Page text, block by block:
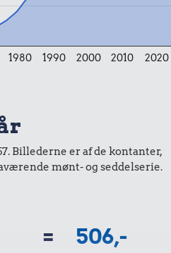
6 æg
kr.
1980 1990 2000 2010 2020
Billederne er af de kontanter,
mønt- og seddelserie.
= 506,-